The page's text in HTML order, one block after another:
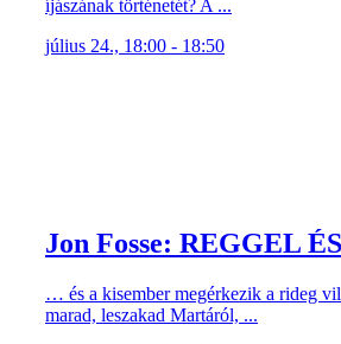
íjászának történetét? A ...
július 24., 18:00 - 18:50
Jon Fosse: REGGEL
… és a kisember megérkezik a rideg
marad, leszakad Martáról, ...